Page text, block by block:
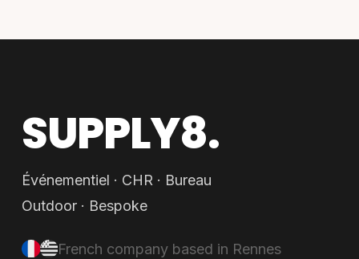
SUPPLY8.
Événementiel · CHR · Bureau
Outdoor · Bespoke
French company based in Rennes